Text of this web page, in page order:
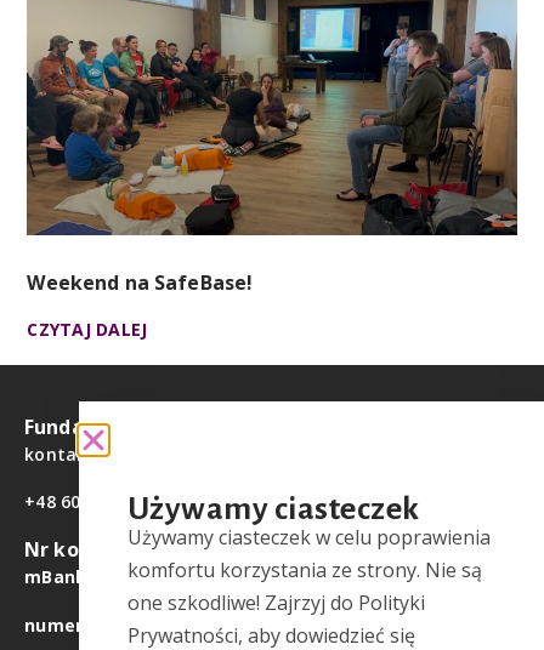
Weekend na SafeBase!
CZYTAJ DALEJ
Fundacja Ayola
kontakt@fundacjaayola.pl
+48 608 468 918
Nr konta
mBank 41 1140 2004 0000 3702 8134 6715
numer IBANPL 41 1140 2004 0000 3702 8134 6715
Używamy ciasteczek
Używamy ciasteczek w celu poprawienia
komfortu korzystania ze strony. Nie są
one szkodliwe! Zajrzyj do Polityki
Prywatności, aby dowiedzieć się